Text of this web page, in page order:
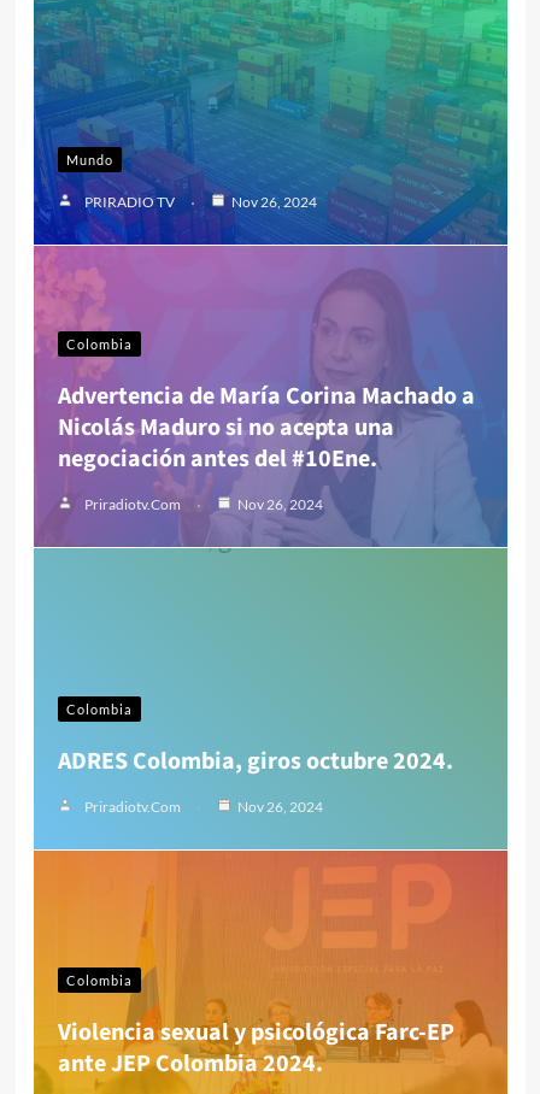
Mundo
PRIRADIO TV Nov 26, 2024
Colombia
Advertencia de María Corina Machado a
Nicolás Maduro si no acepta una
negociación antes del #10Ene.
Priradiotv.com Nov 26, 2024
Colombia
ADRES Colombia, giros octubre 2024.
Priradiotv.com Nov 26, 2024
Colombia
Violencia sexual y psicológica Farc-EP
ante JEP Colombia 2024.